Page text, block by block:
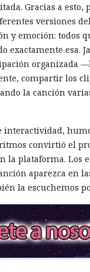
Gracias a esto,
versiones
y emoción: todos
exactamente esa.
organizada
compartir los
la canción
interactividad,
convirtió el
la plataforma. Los
aparezca en
la escuchemos